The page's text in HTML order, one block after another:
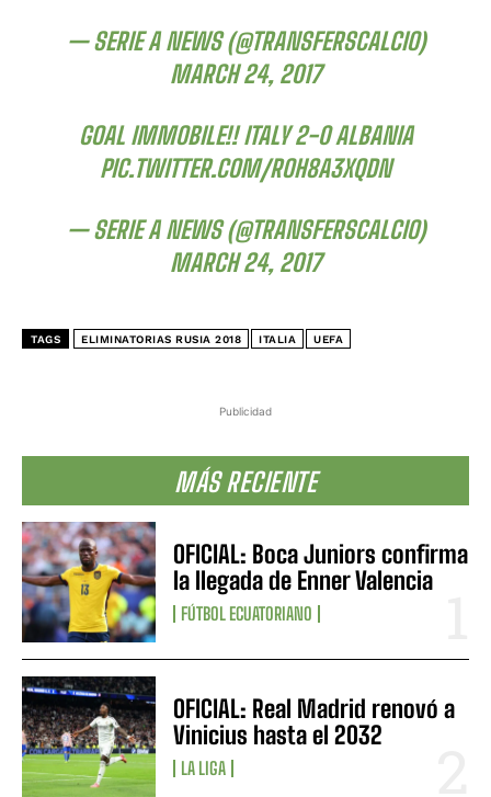
Publicidad
MÁS RECIENTE
OFICIAL: Boca Juniors confirma
la llegada de Enner Valencia
FÚTBOL ECUATORIANO
OFICIAL: Real Madrid renovó a
Vinicius hasta el 2032
LA LIGA
— SERIE A NEWS (@TRANSFERSCALCIO)
MARCH 24, 2017
GOAL IMMOBILE!! ITALY 2-0 ALBANIA
PIC.TWITTER.COM/ROH8A3XQDN
— SERIE A NEWS (@TRANSFERSCALCIO)
MARCH 24, 2017
TAGS ELIMINATORIAS RUSIA 2018 ITALIA UEFA